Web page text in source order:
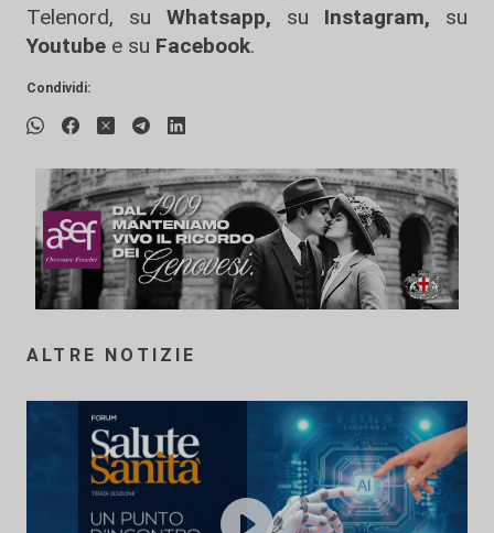
Telenord, su
Whatsapp, su Instagram, su
Youtube e su Facebook.
Condividi:
ALTRE NOTIZIE